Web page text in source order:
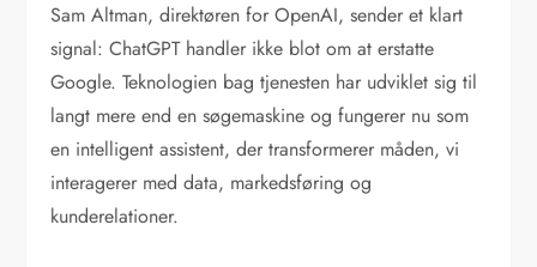
Sam Altman, direktøren for OpenAI, sender et klart
signal: ChatGPT handler ikke blot om at erstatte
Google. Teknologien bag tjenesten har udviklet sig til
langt mere end en søgemaskine og fungerer nu som
en intelligent assistent, der transformerer måden, vi
interagerer med data, markedsføring og
kunderelationer.